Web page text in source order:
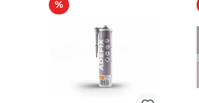
%Rabatt